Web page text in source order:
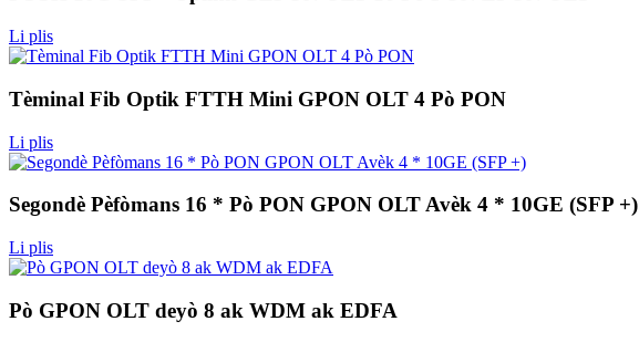
Li plis
Tèminal Fib Optik FTTH Mini GPON OLT 4 Pò PON
Li plis
Segondè Pèfòmans 16 * Pò PON GPON OLT Avèk 4 * 10GE (SFP +)
Li plis
Pò GPON OLT deyò 8 ak WDM ak EDFA